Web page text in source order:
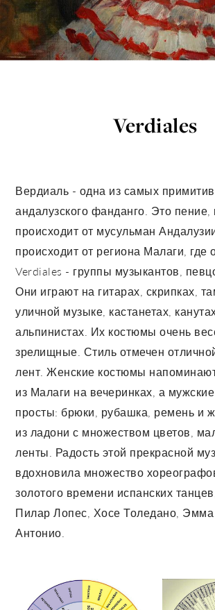
Verdiales
Вердиаль - одна из самых
андалузского фанданго. Это пение,
происходит от мусульман
происходит от региона Малаги, где
Verdiales - группы музыкантов,
Они играют на гитарах, скрипках,
уличной музыке, кастанетах,
альпинистах. Их костюмы очень
зрелищные. Стиль отмечен
лент. Женские костюмы
из Малаги на вечеринках, а
просты: брюки, рубашка, ремень и
из ладони с множеством цветов,
ленты. Радость этой прекрасной
вдохновила множество
золотого времени испанских
Пилар Лопес, Хосе Толедано,
Антонио.